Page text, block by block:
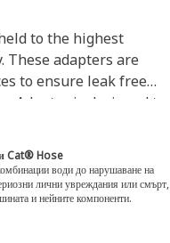
to the highest
adapters are
to ensure leak free
Adapter is designed to
operating pressure,
protection to
functionality.
Cat® Hose
води до нарушаване на
лични увреждания или смърт,
и нейните компоненти.